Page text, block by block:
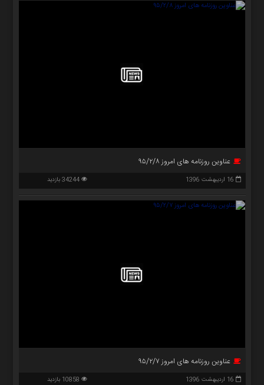
عناوین روزنامه های امروز ۹۵/۲/۸
16 اردیبهشت 1396 34244 بازدید
عناوین روزنامه های امروز ۹۵/۲/۷
16 اردیبهشت 1396